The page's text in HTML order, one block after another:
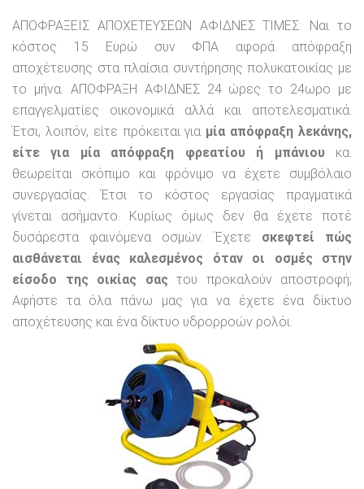
ΑΠΟΦΡΑΞΕΙΣ ΑΠΟΧΕΤΕΥΣΕΩΝ ΑΦΙΔΝΕΣ ΤΙΜΕΣ: Ναι το
κόστος 15 Ευρώ συν ΦΠΑ αφορά απόφραξη
αποχέτευσης στα πλαίσια συντήρησης πολυκατοικίας με
το μήνα. ΑΠΟΦΡΑΞΗ ΑΦΙΔΝΕΣ 24 ώρες το 24ωρο με
επαγγελματίες οικονομικά αλλά και αποτελεσματικά.
Έτσι, λοιπόν, είτε πρόκειται για μία απόφραξη λεκάνης,
είτε για μία απόφραξη φρεατίου ή μπάνιουκα.
θεωρείται σκόπιμο και φρόνιμο να έχετε συμβόλαιο
συνεργασίας. Έτσι το κόστος εργασίας πραγματικά
γίνεται ασήμαντο. Κυρίως όμως δεν θα έχετε ποτέ
δυσάρεστα φαινόμενα οσμών. Έχετε σκεφτεί πώς
αισθάνεται ένας καλεσμένος όταν οι οσμές στην
είσοδο της οικίας σας του προκαλούν αποστροφή;
Αφήστε τα όλα πάνω μας για να έχετε ένα δίκτυο
αποχέτευσης και ένα δίκτυο υδρορροών ρολόι.